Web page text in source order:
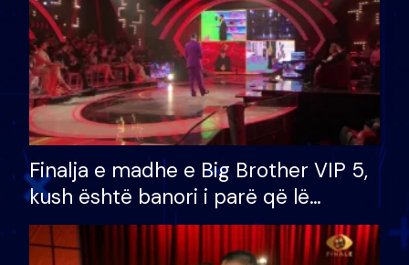
Finalja e madhe e Big Brother VIP 5,
kush është banori i parë që lë
shtëpinë dhe humb mundësinë për
të fituar çmimin e madh